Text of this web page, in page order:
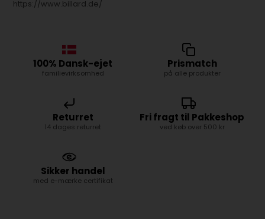
https://www.billard.de/
100% Dansk-ejet
familievirksomhed
Prismatch
på alle produkter
Returret
14 dages returret
Fri fragt til Pakkeshop
ved køb over 500 kr
Sikker handel
med e-mærke certifikat